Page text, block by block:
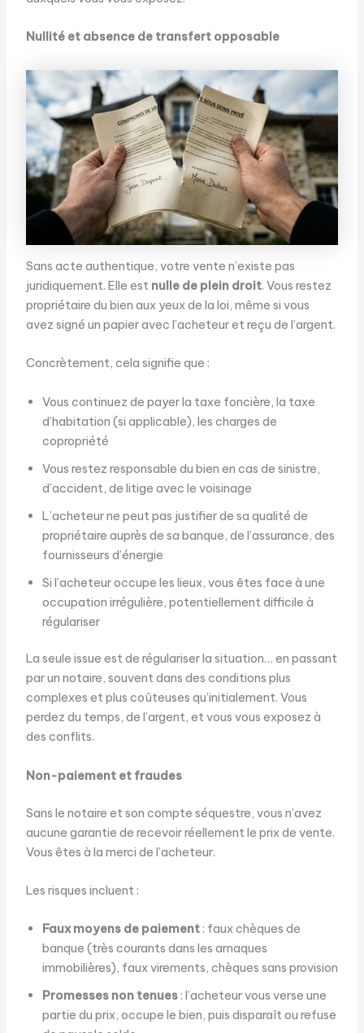
Nullité et absence de transfert opposable
Sans acte authentique, votre vente n’existe pas
juridiquement. Elle est nulle de plein droit. Vous restez
propriétaire du bien aux yeux de la loi, même si vous
avez signé un papier avec l’acheteur et reçu de l’argent.
Concrètement, cela signifie que :
Vous continuez de payer la taxe foncière, la taxe
d’habitation (si applicable), les charges de
copropriété
Vous restez responsable du bien en cas de sinistre,
d’accident, de litige avec le voisinage
L’acheteur ne peut pas justifier de sa qualité de
propriétaire auprès de sa banque, de l’assurance, des
fournisseurs d’énergie
Si l’acheteur occupe les lieux, vous êtes face à une
occupation irrégulière, potentiellement difficile à
régulariser
La seule issue est de régulariser la situation… en passant
par un notaire, souvent dans des conditions plus
complexes et plus coûteuses qu’initialement. Vous
perdez du temps, de l’argent, et vous vous exposez à
des conflits.
Non-paiement et fraudes
Sans le notaire et son compte séquestre, vous n’avez
aucune garantie de recevoir réellement le prix de vente.
Vous êtes à la merci de l’acheteur.
Les risques incluent :
Faux moyens de paiement: faux chèques de
banque (très courants dans les arnaques
immobilières), faux virements, chèques sans provision
Promesses non tenues: l’acheteur vous verse une
partie du prix, occupe le bien, puis disparaît ou refuse